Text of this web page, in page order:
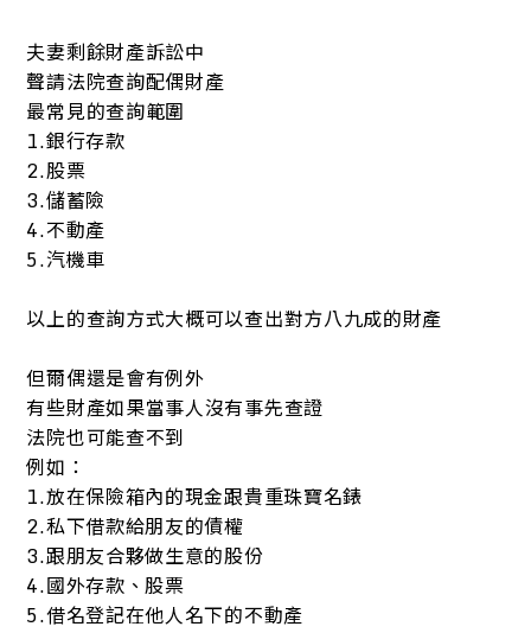
夫妻剩餘財產訴訟中
聲請法院查詢配偶財產
最常見的查詢範圍
1.銀行存款
2.股票
3.儲蓄險
4.不動產
5.汽機車
以上的查詢方式大概可以查出對方八九成的財產
但爾偶還是會有例外
有些財產如果當事人沒有事先查證
法院也可能查不到
例如：
1.放在保險箱內的現金跟貴重珠寶名錶
2.私下借款給朋友的債權
3.跟朋友合夥做生意的股份
4.國外存款、股票
5.借名登記在他人名下的不動產